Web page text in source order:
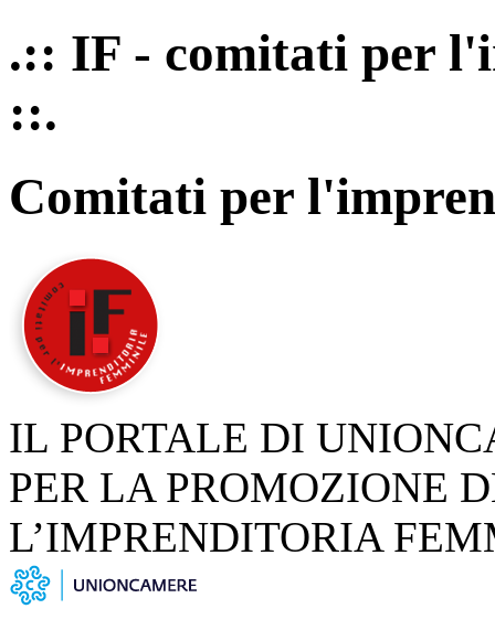
.:: IF - comitati per
::.
Comitati per
IL PORTALE DI
PER LA PROMOZIONE
L’IMPRENDITORIA